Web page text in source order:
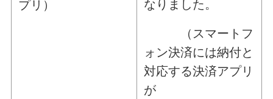
プリ）
なりました。
（スマートフ
ォン決済には納付と
対応する決済アプリ
が